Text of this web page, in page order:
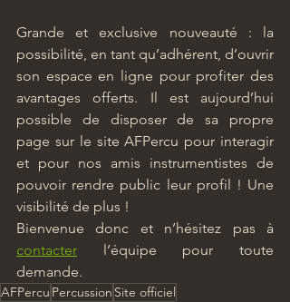
Grande et exclusive nouveauté : la
possibilité, en tant qu’adhérent, d’ouvrir
son espace en ligne pour profiter des
avantages offerts. Il est aujourd’hui
possible de disposer de sa propre
page sur le site AFPercu pour interagir
et pour nos amis instrumentistes de
pouvoir rendre public leur profil ! Une
visibilité de plus !
contacter l’équipe pour toute
demande.
AFPercu Percussion Site officiel